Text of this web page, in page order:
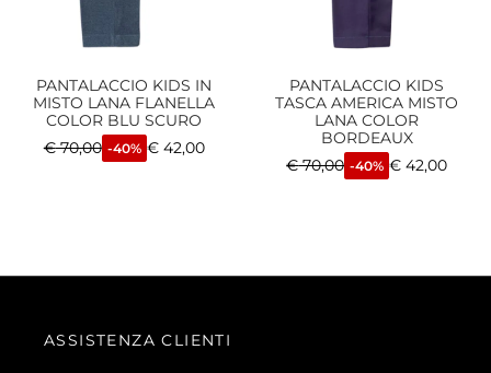
PANTALACCIO KIDS IN
MISTO LANA FLANELLA
COLOR BLU SCURO
€70,00 -40% €42,00
PANTALACCIO KIDS
TASCA AMERICA MISTO
LANA COLOR
BORDEAUX
€70,00 -40% € 42,00
ASSISTENZA CLIENTI